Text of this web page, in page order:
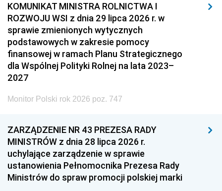
KOMUNIKAT MINISTRA ROLNICTWA I
ROZWOJU WSI z dnia 29 lipca 2026 r. w
sprawie zmienionych wytycznych
podstawowych w zakresie pomocy
finansowej w ramach Planu Strategicznego
dla Wspólnej Polityki Rolnej na lata 2023–
2027
Monitor Polski rok 2026 poz. 747
ZARZĄDZENIE NR 43 PREZESA RADY
MINISTRÓW z dnia 28 lipca 2026 r.
uchylające zarządzenie w sprawie
ustanowienia Pełnomocnika Prezesa Rady
Ministrów do spraw promocji polskiej marki